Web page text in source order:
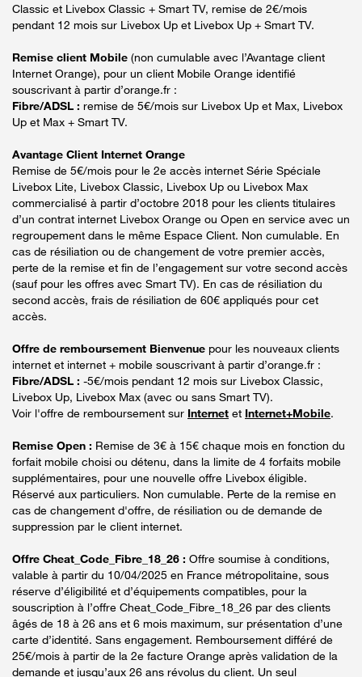
Classic et Livebox Classic + Smart TV, remise de 2€/mois
pendant 12 mois sur Livebox Up et Livebox Up + Smart TV.
Remise client Mobile (non cumulable avec l’Avantage client
Internet Orange), pour un client Mobile Orange identifié
souscrivant à partir d’orange.fr :
Fibre/ADSL : remise de 5€/mois sur Livebox Up et Max, Livebox
Up et Max + Smart TV.
Avantage Client Internet Orange
Remise de 5€/mois pour le 2e accès internet Série Spéciale
Livebox Lite, Livebox Classic, Livebox Up ou Livebox Max
commercialisé à partir d’octobre 2018 pour les clients titulaires
d’un contrat internet Livebox Orange ou Open en service avec un
regroupement dans le même Espace Client. Non cumulable. En
cas de résiliation ou de changement de votre premier accès,
perte de la remise et fin de l’engagement sur votre second accès
(sauf pour les offres avec Smart TV). En cas de résiliation du
second accès, frais de résiliation de 60€ appliqués pour cet
accès.
Offre de remboursement Bienvenue pour les nouveaux clients
internet et internet + mobile souscrivant à partir d’orange.fr :
Fibre/ADSL : -5€/mois pendant 12 mois sur Livebox Classic,
Livebox Up, Livebox Max (avec ou sans Smart TV).
Voir l'offre de remboursement sur Internet et Internet+Mobile.
Remise Open : Remise de 3€ à 15€ chaque mois en fonction du
forfait mobile choisi ou détenu, dans la limite de 4 forfaits mobile
supplémentaires, pour une nouvelle offre Livebox éligible.
Réservé aux particuliers. Non cumulable. Perte de la remise en
cas de changement d'offre, de résiliation ou de demande de
suppression par le client internet.
Offre Cheat_Code_Fibre_18_26 : Offre soumise à conditions,
valable à partir du 10/04/2025 en France métropolitaine, sous
réserve d’éligibilité et d’équipements compatibles, pour la
souscription à l’offre Cheat_Code_Fibre_18_26 par des clients
âgés de 18 à 26 ans et 6 mois maximum, sur présentation d’une
carte d’identité. Sans engagement. Remboursement différé de
25€/mois à partir de la 2e facture Orange après validation de la
demande et jusqu’aux 26 ans révolus du client. Un seul